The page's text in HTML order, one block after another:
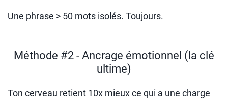
Une phrase > 50 mots isolés. Toujours.
Méthode #2 - Ancrage émotionnel (la clé
ultime)
Ton cerveau retient 10x mieux ce qui a une charge